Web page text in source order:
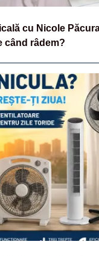
cu Nicole
când râdem?